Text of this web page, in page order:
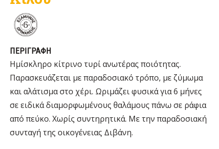
ΠΕΡΙΓΡΑΦΗ
Ημίσκληρο κίτρινο τυρί ανωτέρας ποιότητας.
Παρασκευάζεται με παραδοσιακό τρόπο, με ζύμωμα
και αλάτισμα στο χέρι. Ωριμάζει φυσικά για 6 μήνες
σε ειδικά διαμορφωμένους θαλάμους πάνω σε ράφια
από πεύκο. Χωρίς συντηρητικά. Με την παραδοσιακή
συνταγή της οικογένειας Διβάνη.